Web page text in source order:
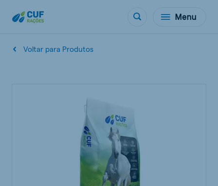
Menu
Voltar para Produtos